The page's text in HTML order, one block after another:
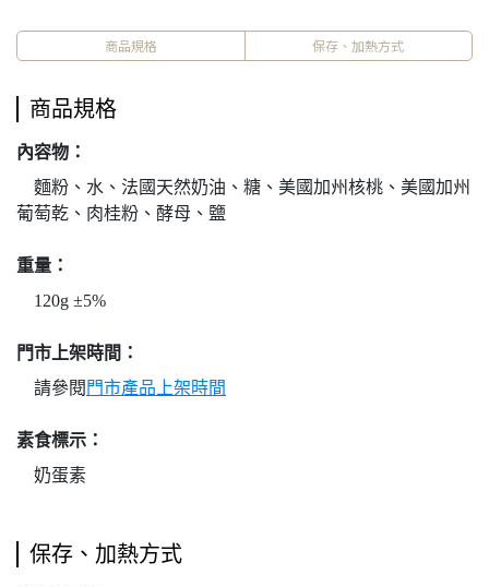
商品規格 保存、加熱方式
商品規格
內容物：
麵粉、水、法國天然奶油、糖、美國加州核桃、美國加州
葡萄乾、肉桂粉、酵母、鹽
重量：
120g ±5%
門市上架時間：
請參閱 門市產品上架時間
素食標示：
奶蛋素
保存、加熱方式